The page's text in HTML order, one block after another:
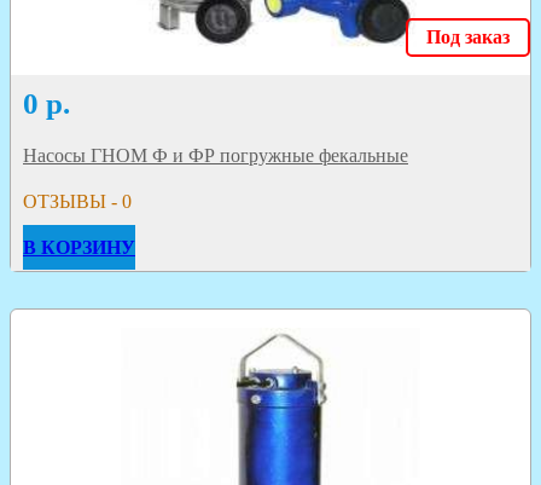
Под заказ
0 р.
Насосы ГНОМ Ф и ФР погружные фекальные
ОТЗЫВЫ - 0
В КОРЗИНУ